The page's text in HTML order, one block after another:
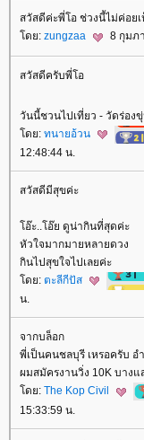
สวัสดีค่ะพี่โอ ช่วงนี้ไม่ค่อย
ดย: zungzaa 8 กุมภ
สวัสดีครับพี่โอ
วันนี้ชวนไปเที่ยว - วัดร่อง
ดย: ทนายอ้วน
12:48:44 น.
สวัสดีมีสุขค่ะ
อ๊ะ..โอ๊ย ดูน่ากินที่สุดค่ะ
หัวใจมากมายหลายดวง
กินไปสุขใจไปเลยค่ะ
ดย: ตะลีกีปัส
น.
จากบล็อก
พี่เป็นคนชลบุรี เหรอครับ อ
ผมสมัครงานวิ่ง 10K บาง
ดย: The Kop Civil
15:33:59 น.